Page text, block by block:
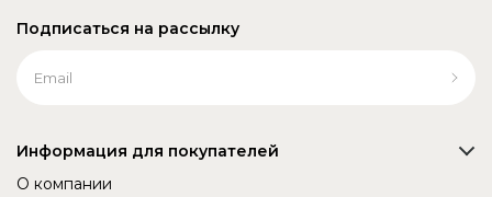
Подписаться на рассылку
Информация для покупателей
О компании